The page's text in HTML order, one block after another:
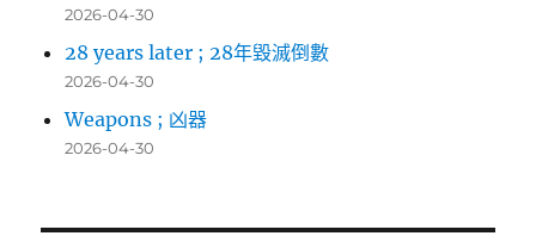
2026-04-30
28 years later ; 28年毀滅倒數
2026-04-30
Weapons ; 凶器
2026-04-30